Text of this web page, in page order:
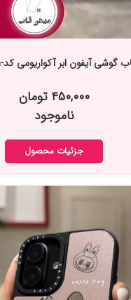
گوشی آیفون ابر آکواریومی کد-۱۰۵۵۳۱
۴۵۰,۰۰۰ تومان
ناموجود
جزئیات محصول